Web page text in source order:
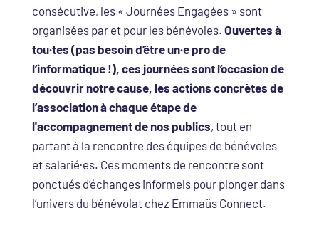
consécutive, les « Journées Engagées » sont
organisées par et pour les bénévoles. Ouvertes à
tou·tes (pas besoin d’être un·e pro de
l’informatique !), ces journées sont l’occasion de
découvrir notre cause, les actions concrètes de
l’association à chaque étape de
l'accompagnement de nos publics, tout en
partant à la rencontre des équipes de bénévoles
et salarié·es. Ces moments de rencontre sont
ponctués d’échanges informels pour plonger dans
l’univers du bénévolat chez Emmaüs Connect.